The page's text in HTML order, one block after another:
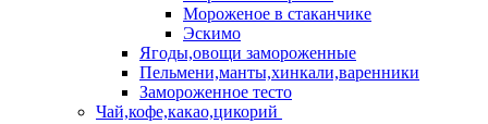
Мороженое в стаканчике
Эскимо
Ягоды,овощи замороженные
Пельмени,манты,хинкали,варенники
Замороженное тесто
Чай,кофе,какао,цикорий